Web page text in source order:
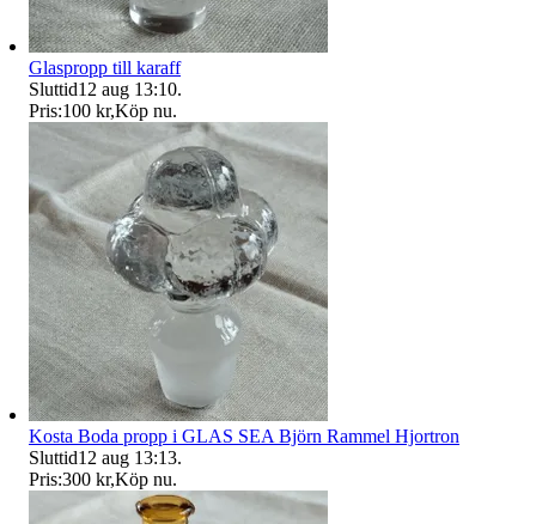
Glaspropp till karaff
Sluttid12 aug 13:10.
Pris:100 kr,Köp nu.
Kosta Boda propp i GLAS SEA Björn Rammel Hjortron
Sluttid12 aug 13:13.
Pris:300 kr,Köp nu.